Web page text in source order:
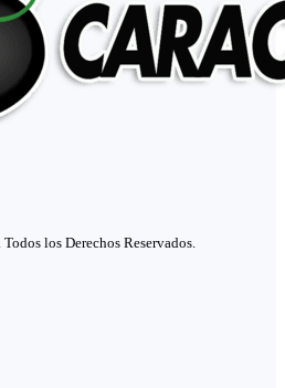
los Derechos Reservados.